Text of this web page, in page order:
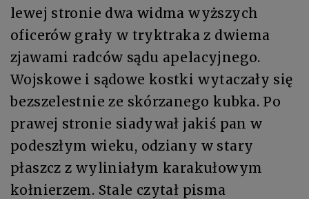
lewej stronie dwa widma wyższych
oficerów grały w tryktraka z dwiema
zjawami radców sądu apelacyjnego.
Wojskowe i sądowe kostki wytaczały się
bezszelestnie ze skórzanego kubka. Po
prawej stronie siadywał jakiś pan w
podeszłym wieku, odziany w stary
płaszcz z wyliniałym karakułowym
kołnierzem. Stale czytał pisma